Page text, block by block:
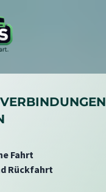
Fahrt
Rückfahrt